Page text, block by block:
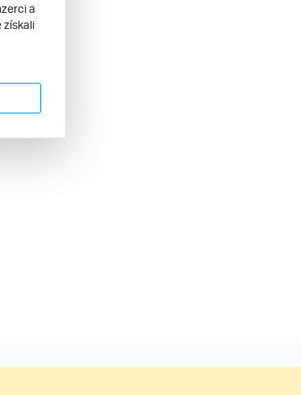
a
získali